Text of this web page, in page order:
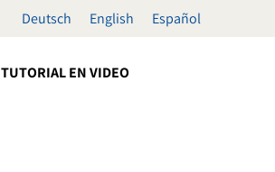
Deutsch English Español
TUTORIAL EN VIDEO